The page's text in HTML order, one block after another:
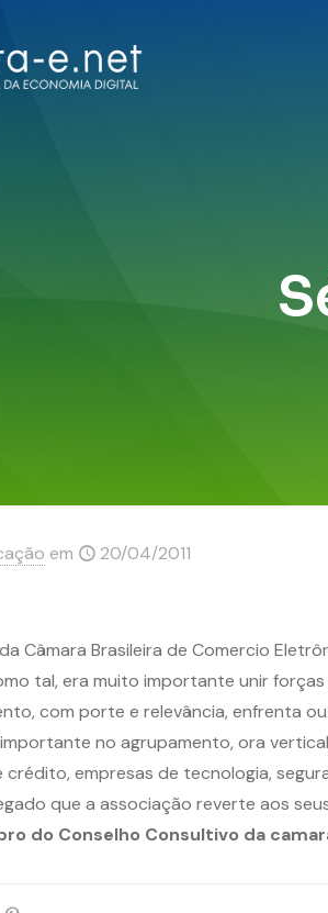
em 20/04/2011
Câmara Brasileira de Comercio
tal, era muito importante unir
com porte e relevância, enfrenta
no agrupamento, ora
empresas de tecnologia,
que a associação reverte aos
do Conselho Consultivo da